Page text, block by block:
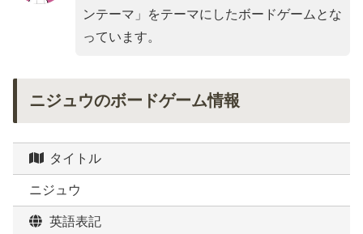
ンテーマ 」をテーマにしたボードゲームとな
っています。
ニジュウのボードゲーム情報
タイトル
ニジュウ
英語表記